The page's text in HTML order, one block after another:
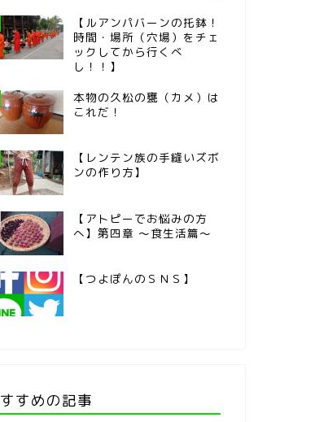
【ルアンパバーンの托鉢！
時間・場所（穴場）をチェ
ックしてから行くべ
し！！】
本物の久松の甕（カメ）は
これだ！
【レンテン族の手縫いズボ
ンの作り方】
【アトピーでお悩みの方
へ】第四章 ～食生活篇～
【つよぽんのＳＮＳ】
おすすめの記事